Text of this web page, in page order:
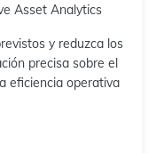
Asset Analytics
y reduzca los
precisa sobre el
eficiencia operativa